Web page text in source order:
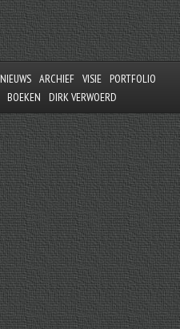
NIEUWS ARCHIEF VISIE
PORTFOLIO
BOEKEN DIRK VERWOERD